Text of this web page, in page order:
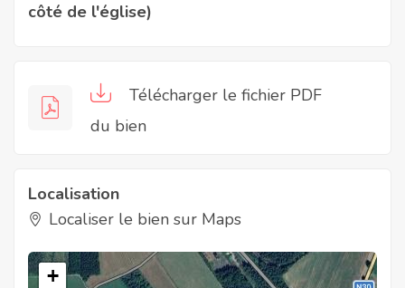
côté de l'église)
Télécharger le fichier PDF
du bien
Localisation
Localiser le bien sur Maps
+